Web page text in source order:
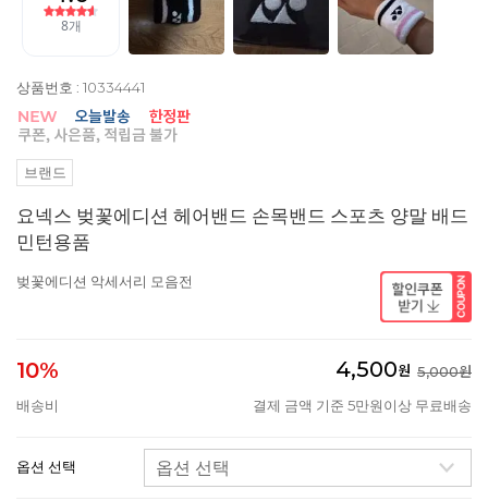
상품번호 : 10334441
브랜드
요넥스 벚꽃에디션 헤어밴드 손목밴드 스포츠 양말 배드
민턴용품
벚꽃에디션 악세서리 모음전
10% 4,500원 5,000원
배송비
결제 금액 기준 5만원이상 무료배송
옵션 선택